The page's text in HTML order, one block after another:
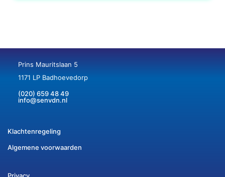
Prins Mauritslaan 5
1171 LP Badhoevedorp
(020) 659 48 49
info@senvdn.nl
Klachtenregeling
Algemene voorwaarden
Privacy